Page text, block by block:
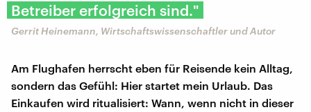
Betreiber erfolgreich sind."
Gerrit Heinemann, Wirtschaftswissenschaftler und Autor
Am Flughafen herrscht eben für Reisende kein Alltag,
sondern das Gefühl: Hier startet mein Urlaub. Das
Einkaufen wird ritualisiert: Wann, wenn nicht in dieser